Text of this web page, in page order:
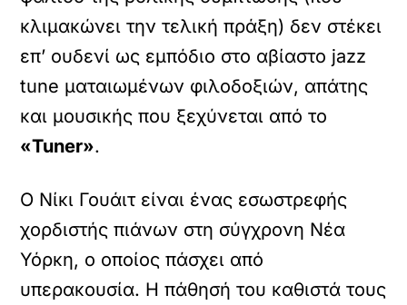
κλιμακώνει την τελική πράξη) δεν στέκει
επ’ ουδενί ως εμπόδιο στο αβίαστο jazz
tune ματαιωμένων φιλοδοξιών, απάτης
και μουσικής που ξεχύνεται από το
«Tuner».
Ο Νίκι Γουάιτ είναι ένας εσωστρεφής
χορδιστής πιάνων στη σύγχρονη Νέα
Υόρκη, ο οποίος πάσχει από
υπερακουσία. Η πάθησή του καθιστά τους